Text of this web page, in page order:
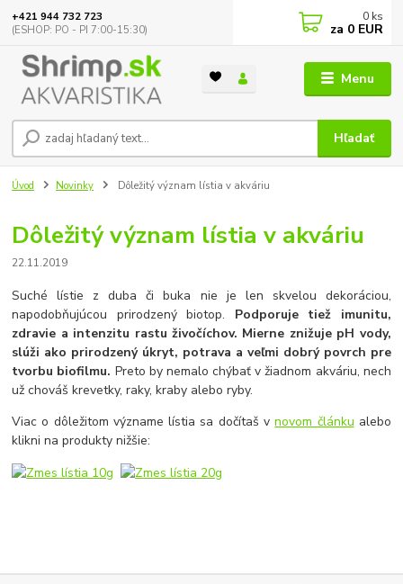
Menu
Hľadať
+421 944 732 723
(ESHOP: PO - PI 7:00-15:30)
0 ks
za 0 EUR
Úvod Novinky Dôležitý význam lístia v akváriu
Dôležitý význam lístia v akváriu
22.11.2019
Suché lístie z duba či buka nie je len skvelou dekoráciou,
napodobňujúcou prirodzený biotop. Podporuje tiež imunitu,
zdravie a intenzitu rastu živočíchov. Mierne znižuje pH vody,
slúži ako prirodzený úkryt, potrava a veľmi dobrý povrch pre
tvorbu biofilmu. Preto by nemalo chýbať v žiadnom akváriu, nech
už chováš krevetky, raky, kraby alebo ryby.
Viac o dôležitom význame lístia sa dočítaš vnovom článku alebo
klikni na produkty nižšie: